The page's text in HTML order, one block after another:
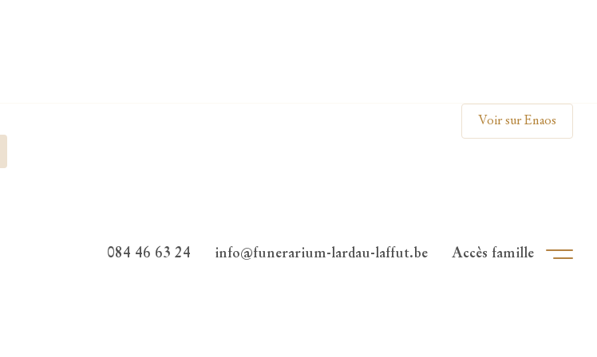
084 46 63 24 info@funerarium-lardau-laffut.be Accès famille
Voir sur Enaos